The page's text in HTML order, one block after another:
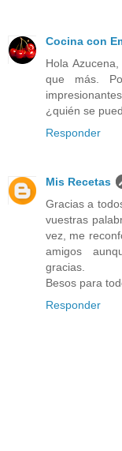
Cocina con
Hola
que más.
¿quién se
Responder
Mis Recetas
Gracias a
vuestras
vez, me
amigos
gracias.
Besos para
Responder